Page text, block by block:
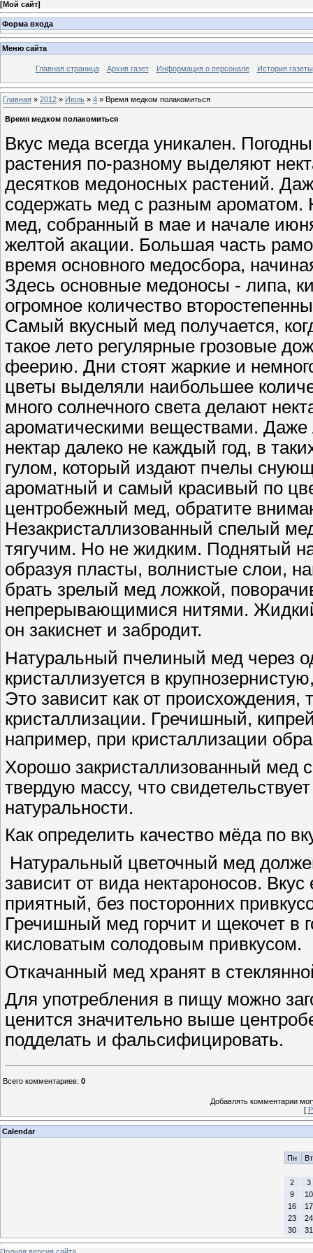
[Мой сайт]
Форма входа
Меню сайта
Главная страница Архив газет Информация о персонале История газеты
Главная » 2012 » Июль » 4 » Время медком полакомиться
Время медком полакомиться
Вкус меда всегда уникален.
растения по-разному выделяют
десятков медоносных растений.
содержать мед с разным ароматом.
мед, собранный в мае и начале
желтой акации. Большая часть
время основного медосбора,
Здесь основные медоносы - липа,
огромное количество
Самый вкусный мед получается,
такое лето регулярные грозовые
феерию. Дни стоят жаркие и
цветы выделяли наибольшее
много солнечного света делают
ароматическими веществами. Даже
нектар далеко не каждый год, в
гулом, который издают пчелы
ароматный и самый красивый по
центробежный мед, обратите
Незакристаллизованный спелый
тягучим. Но не жидким. Поднятый
образуя пласты, волнистые слои,
брать зрелый мед ложкой,
непрерывающимися нитями.
он закиснет и забродит.
Натуральный пчелиный мед через
кристаллизуется в
Это зависит как от происхождения,
кристаллизации. Гречишный,
например, при кристаллизации
Хорошо закристаллизованный мед
твердую массу, что
натуральности.
Как определить качество мёда по
Натуральный цветочный мед
зависит от вида нектароносов.
приятный, без посторонних
Гречишный мед горчит и щекочет в
кисловатым солодовым привкусом.
Откачанный мед хранят в
Для употребления в пищу можно
ценится значительно выше
подделать и фальсифицировать.
Всего комментариев: 0
Добавлять комментарии
[
Calendar
Пн Вт
2
3
9
10
16
17
23
24
30
31